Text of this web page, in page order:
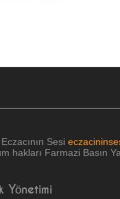
Sesi
hakları Farmazi Basın
Yönetimi